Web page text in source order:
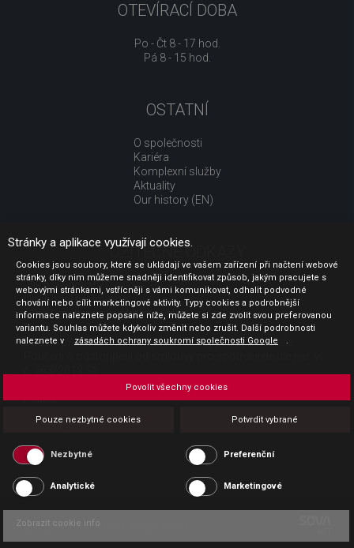
OTEVÍRACÍ DOBA
Po - Čt 8 - 17 hod.
Pá 8 - 15 hod.
OSTATNÍ
O společnosti
Kariéra
Komplexní služby
Aktuality
Our history (EN)
UŽITEČNÉ ODKAZY
Jak nakupovat
Obchodní podmínky
GDPR - ochrana osobních údajů
Profil zadavatele
Sdělení před uzavřením kupní smlouvy pro spotřebitele
Platba
Povinná publicita
Copyright CESK 2026 |
Stránky a aplikace využívají cookies.
Cookies jsou soubory, které se ukládají ve vašem zařízení při načtení webové
stránky, díky nim můžeme snadněji identifikovat způsob, jakým pracujete s
webovými stránkami, vstřícněji s vámi komunikovat, odhalit podvodné
chování nebo cílit marketingové aktivity. Typy cookies a podrobnější
informace naleznete popsané níže, můžete si zde zvolit svou preferovanou
variantu. Souhlas můžete kdykoliv změnit nebo zrušit. Další podrobnosti
naleznete v
zásadách ochrany soukromí společnosti Google .
Pouze nezbytné cookies Potvrdit vybrané
Povolit všechny cookies
Nezbytné Preferenční
Analytické Marketingové
Zobrazit cookie info